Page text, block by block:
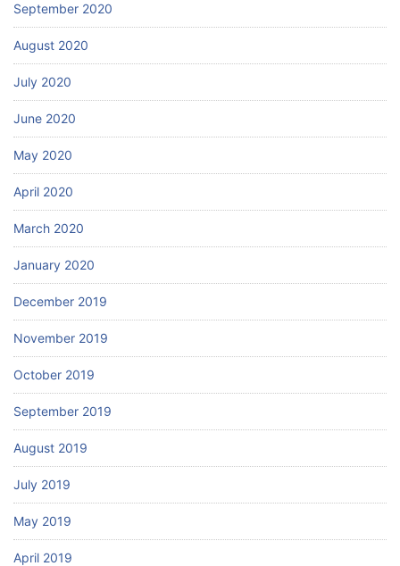
September 2020
August 2020
July 2020
June 2020
May 2020
April 2020
March 2020
January 2020
December 2019
November 2019
October 2019
September 2019
August 2019
July 2019
May 2019
April 2019